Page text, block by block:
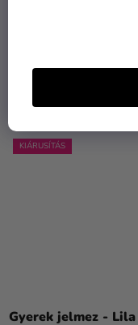
KIÁRUSÍTÁS
Gyerek jelmez - Lila